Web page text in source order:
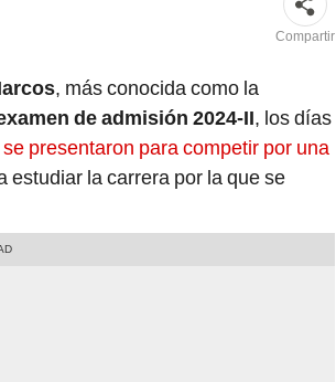
Compartir
, más conocida como la
de admisión 2024-II, los días
presentaron para competir por una
estudiar la carrera por la que se